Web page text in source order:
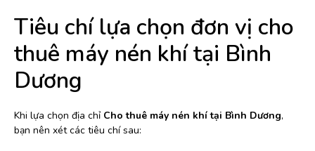
Tiêu chí lựa chọn đơn vị cho
thuê máy nén khí tại Bình
Dương
Khi lựa chọn địa chỉ Cho thuê máy nén khí tại Bình Dương,
bạn nên xét các tiêu chí sau: